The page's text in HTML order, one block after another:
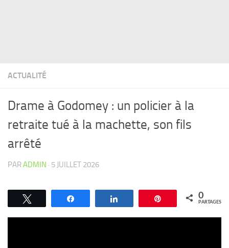
ACTUALITÉ
Drame à Godomey : un policier à la
retraite tué à la machette, son fils
arrêté
PARADMIN · 5 JUILLET 2026
Épingle 0
PARTAGES